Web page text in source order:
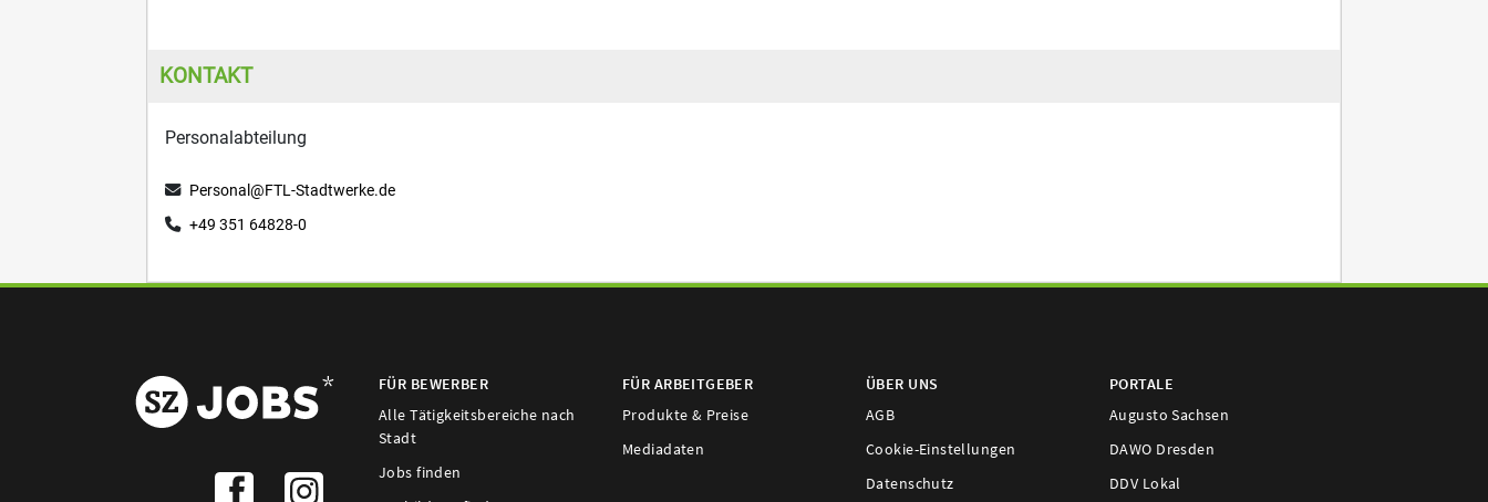
FÜR BEWERBER
Alle Tätigkeitsbereiche nach
Stadt
Jobs finden
FÜR ARBEITGEBER
Produkte & Preise
Mediadaten
ÜBER UNS
AGB
Cookie-Einstellungen
Datenschutz
PORTALE
Augusto Sachsen
DAWO Dresden
DDV Lokal